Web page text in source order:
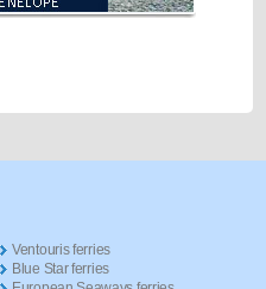
Ventouris ferries
Blue Star ferries